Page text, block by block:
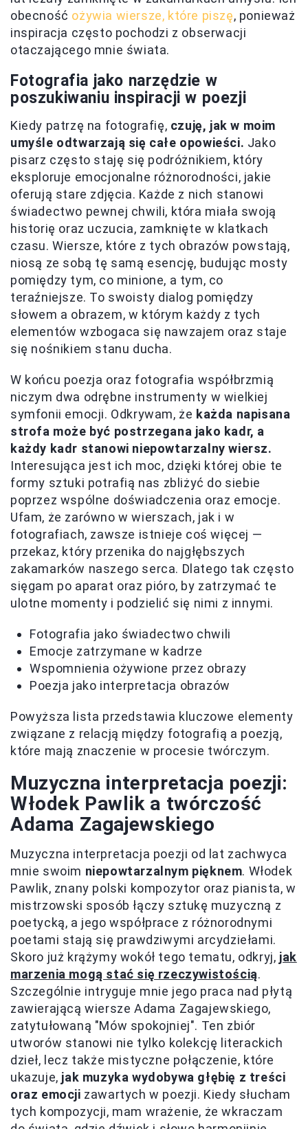
obecność ożywia wiersze, które piszę, ponieważ
inspiracja często pochodzi z obserwacji
otaczającego mnie świata.
Fotografia jako narzędzie w
poszukiwaniu inspiracji w poezji
Kiedy patrzę na fotografię, czuję, jak w moim
umyśle odtwarzają się całe opowieści. Jako
pisarz często staję się podróżnikiem, który
eksploruje emocjonalne różnorodności, jakie
oferują stare zdjęcia. Każde z nich stanowi
świadectwo pewnej chwili, która miała swoją
historię oraz uczucia, zamknięte w klatkach
czasu. Wiersze, które z tych obrazów powstają,
niosą ze sobą tę samą esencję, budując mosty
pomiędzy tym, co minione, a tym, co
teraźniejsze. To swoisty dialog pomiędzy
słowem a obrazem, w którym każdy z tych
elementów wzbogaca się nawzajem oraz staje
się nośnikiem stanu ducha.
W końcu poezja oraz fotografia współbrzmią
niczym dwa odrębne instrumenty w wielkiej
symfonii emocji. Odkrywam, że każda napisana
strofa może być postrzegana jako kadr, a
każdy kadr stanowi niepowtarzalny wiersz.
Interesująca jest ich moc, dzięki której obie te
formy sztuki potrafią nas zbliżyć do siebie
poprzez wspólne doświadczenia oraz emocje.
Ufam, że zarówno w wierszach, jak i w
fotografiach, zawsze istnieje coś więcej —
przekaz, który przenika do najgłębszych
zakamarków naszego serca. Dlatego tak często
sięgam po aparat oraz pióro, by zatrzymać te
ulotne momenty i podzielić się nimi z innymi.
Fotografia jako świadectwo chwili
Emocje zatrzymane w kadrze
Wspomnienia ożywione przez obrazy
Poezja jako interpretacja obrazów
Powyższa lista przedstawia kluczowe elementy
związane z relacją między fotografią a poezją,
które mają znaczenie w procesie twórczym.
Muzyczna interpretacja poezji:
Włodek Pawlik a twórczość
Adama Zagajewskiego
Muzyczna interpretacja poezji od lat zachwyca
mnie swoim niepowtarzalnym pięknem. Włodek
Pawlik, znany polski kompozytor oraz pianista, w
mistrzowski sposób łączy sztukę muzyczną z
poetycką, a jego współprace z różnorodnymi
poetami stają się prawdziwymi arcydziełami.
Skoro już krążymy wokół tego tematu, odkryj, jak
marzenia mogą stać się rzeczywistością.
Szczególnie intryguje mnie jego praca nad płytą
zawierającą wiersze Adama Zagajewskiego,
zatytułowaną "Mów spokojniej". Ten zbiór
utworów stanowi nie tylko kolekcję literackich
dzieł, lecz także mistyczne połączenie, które
ukazuje, jak muzyka wydobywa głębię z treści
oraz emocji zawartych w poezji. Kiedy słucham
tych kompozycji, mam wrażenie, że wkraczam